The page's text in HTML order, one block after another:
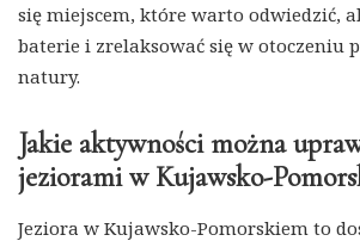
się miejscem, które warto odwiedzić,
baterie i zrelaksować się w otoczeniu
natury.
Jakie aktywności można
jeziorami w Kujawsko-
Jeziora w Kujawsko-Pomorskiem to